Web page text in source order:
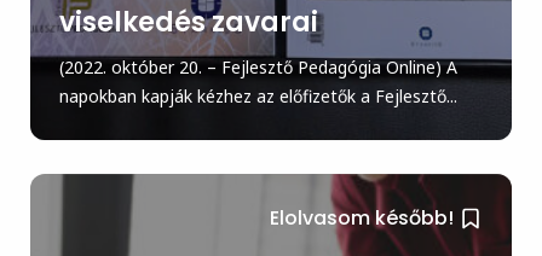
viselkedés zavarai
(2022. október 20. – Fejlesztő Pedagógia Online) A
napokban kapják kézhez az előfizetők a Fejlesztő...
Elolvasom később!